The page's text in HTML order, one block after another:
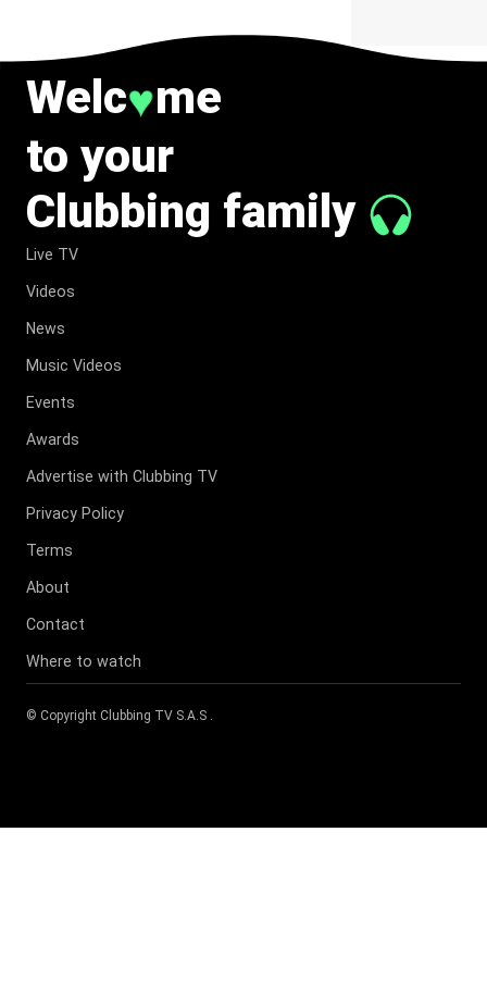
Welc♥me
to your
Clubbing family
Live TV
Videos
News
Music Videos
Events
Awards
Advertise with Clubbing TV
Privacy Policy
Terms
About
Contact
Where to watch
© Copyright Clubbing TV S.A.S .